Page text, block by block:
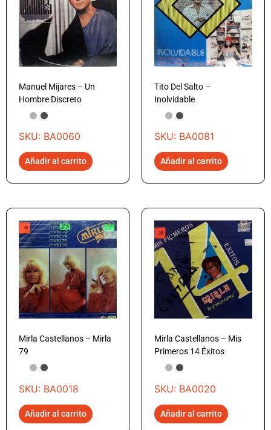
Manuel Mijares – Un
Hombre Discreto
SKU: BA0060
Añadir al carrito
Tito Del Salto –
Inolvidable
SKU: BA0081
Añadir al carrito
Mirla Castellanos – Mirla
79
SKU: BA0018
Añadir al carrito
Mirla Castellanos – Mis
Primeros 14 Éxitos
SKU: BA0020
Añadir al carrito